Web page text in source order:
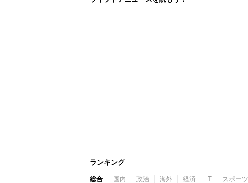
ランキング
総合 国内 政治 海外 経済 IT スポーツ